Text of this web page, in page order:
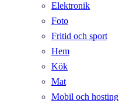
Elektronik
Foto
Fritid och sport
Hem
Kök
Mat
Mobil och hosting